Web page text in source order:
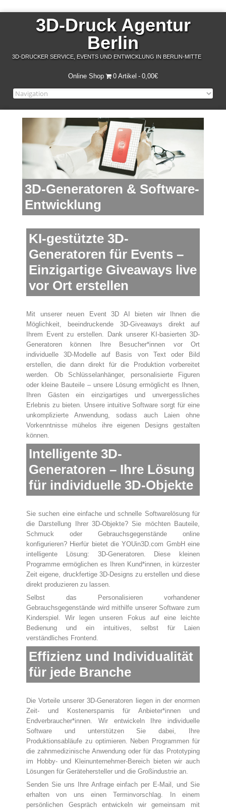
3D-Druck Agentur
Berlin
3D-DRUCKER SERVICE, EVENTS UND ENTWICKLUNG IN BERLIN-MITTE
Online Shop 0 Artikel 0,00€
3D-Generatoren & Software-
Entwicklung
KI-gestützte 3D-
Generatoren für Events –
Einzigartige Giveaways live
vor Ort erstellen
Mit unserer neuen Event 3D AI bieten wir Ihnen die
Möglichkeit, beeindruckende 3D-Giveaways direkt auf
Ihrem Event zu erstellen. Dank unserer KI-basierten 3D-
Generatoren können Ihre Besucher*innen vor Ort
individuelle 3D-Modelle auf Basis von Text oder Bild
erstellen, die dann direkt für die Produktion vorbereitet
werden. Ob Schlüsselanhänger, personalisierte Figuren
oder kleine Bauteile – unsere Lösung ermöglicht es Ihnen,
Ihren Gästen ein einzigartiges und unvergessliches
Erlebnis zu bieten. Unsere intuitive Software sorgt für eine
unkomplizierte Anwendung, sodass auch Laien ohne
Vorkenntnisse mühelos ihre eigenen Designs gestalten
können.
Intelligente 3D-
Generatoren – Ihre Lösung
für individuelle 3D-Objekte
Sie suchen eine einfache und schnelle Softwarelösung für
die Darstellung Ihrer 3D-Objekte? Sie möchten Bauteile,
Schmuck oder Gebrauchsgegenstände online
konfigurieren? Hierfür bietet die YOUin3D.com GmbH eine
intelligente Lösung: 3D-Generatoren. Diese kleinen
Programme ermöglichen es Ihren Kund*innen, in kürzester
Zeit eigene, druckfertige 3D-Designs zu erstellen und diese
direkt produzieren zu lassen.
Selbst das Personalisieren vorhandener
Gebrauchsgegenstände wird mithilfe unserer Software zum
Kinderspiel. Wir legen unseren Fokus auf eine leichte
Bedienung und ein intuitives, selbst für Laien
verständliches Frontend.
Effizienz und Individualität
für jede Branche
Die Vorteile unserer 3D-Generatoren liegen in der enormen
Zeit- und Kostenersparnis für Anbieter*innen und
Endverbraucher*innen. Wir entwickeln Ihre individuelle
Software und unterstützen Sie dabei, Ihre
Produktionsabläufe zu optimieren. Neben Programmen für
die zahnmedizinische Anwendung oder für das Prototyping
im Hobby- und Kleinunternehmer-Bereich bieten wir auch
Lösungen für Gerätehersteller und die Großindustrie an.
Senden Sie uns Ihre Anfrage einfach per E-Mail, und Sie
erhalten von uns einen Terminvorschlag. In einem
persönlichen Gespräch entwickeln wir gemeinsam mit